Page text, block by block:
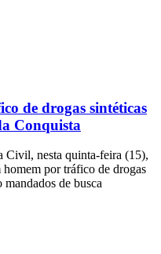
de drogas sintéticas
Conquista
Civil, nesta quinta-feira (15),
por tráfico de drogas
de busca